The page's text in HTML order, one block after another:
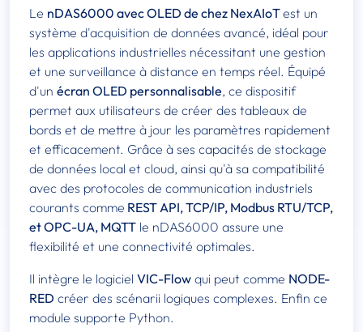
Le nDAS6000 avec OLED de chez NexAIoTest un
système d'acquisition de données avancé, idéal pour
les applications industrielles nécessitant une gestion
et une surveillance à distance en temps réel. Équipé
d'un écran OLED personnalisable, ce dispositif
permet aux utilisateurs de créer des tableaux de
bords et de mettre à jour les paramètres rapidement
et efficacement. Grâce à ses capacités de stockage
de données local et cloud, ainsi qu'à sa compatibilité
avec des protocoles de communication industriels
courants comme REST API, TCP/IP, Modbus RTU/TCP,
et OPC-UA, MQTT le nDAS6000 assure une
flexibilité et une connectivité optimales.
Il intègre le logiciel VIC-Flow qui peut comme NODE-
RED créer des scénarii logiques complexes. Enfin ce
module supporte Python.